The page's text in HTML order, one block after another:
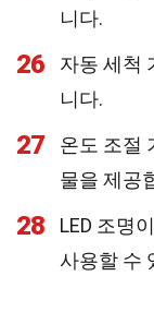
니다.
26
자동 세척
니다.
27
온도 조절
물을 제공
28
LED 조명
사용할 수